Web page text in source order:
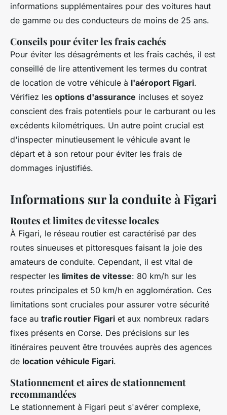
informations supplémentaires pour des voitures haut
de gamme ou des conducteurs de moins de 25 ans.
Conseils pour éviter les frais cachés
Pour éviter les désagréments et les frais cachés, il est
conseillé de lire attentivement les termes du contrat
de location de votre véhicule à l'aéroport Figari.
Vérifiez les options d'assurance incluses et soyez
conscient des frais potentiels pour le carburant ou les
excédents kilométriques. Un autre point crucial est
d'inspecter minutieusement le véhicule avant le
départ et à son retour pour éviter les frais de
dommages injustifiés.
Informations sur la conduite à Figari
Routes et limites de vitesse locales
À Figari, le réseau routier est caractérisé par des
routes sinueuses et pittoresques faisant la joie des
amateurs de conduite. Cependant, il est vital de
respecter les limites de vitesse: 80 km/h sur les
routes principales et 50 km/h en agglomération. Ces
limitations sont cruciales pour assurer votre sécurité
face au trafic routier Figari et aux nombreux radars
fixes présents en Corse. Des précisions sur les
itinéraires peuvent être trouvées auprès des agences
de location véhicule Figari.
Stationnement et aires de stationnement
recommandées
Le stationnement à Figari peut s'avérer complexe,